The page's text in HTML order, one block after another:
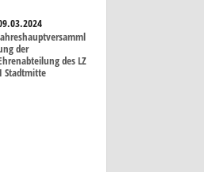
der
des LZ
Stadtmitte